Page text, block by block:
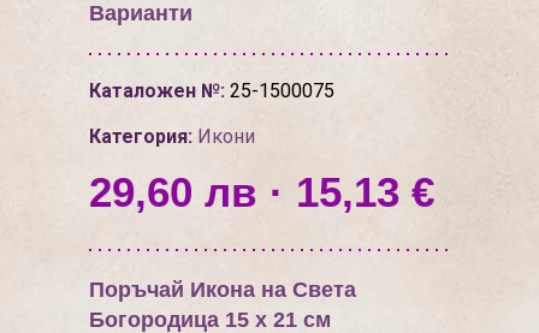
Варианти
Каталожен №: 25-1500075
Категория: Икони
29,60 лв · 15,13 €
Поръчай Икона на Света
Богородица 15 х 21 см